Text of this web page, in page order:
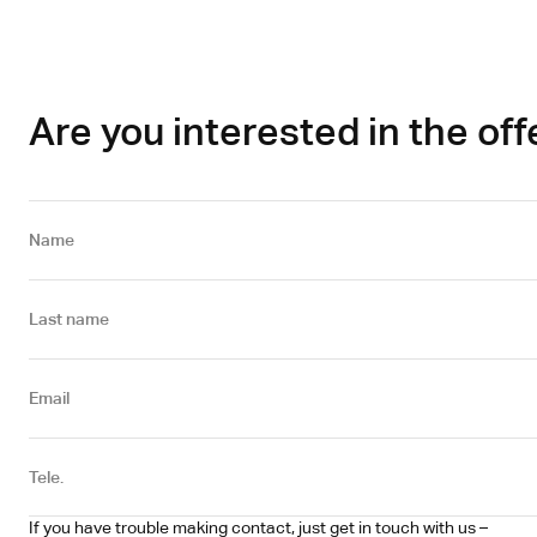
Are you interested in the
Name
Last name
Email
Tele.
If you have trouble making contact, just get in touch with us –